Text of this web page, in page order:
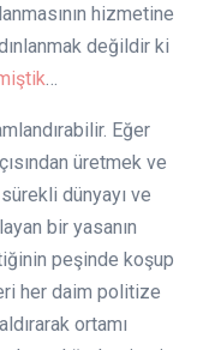
hizmetine
değildir ki
…
Eğer
üretmek ve
dünyayı ve
bir yasanın
peşinde koşup
her daim politize
ortamı